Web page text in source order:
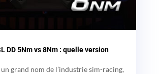
DD 5Nm vs 8Nm : quelle version
un grand nom de l’industrie sim-racing,